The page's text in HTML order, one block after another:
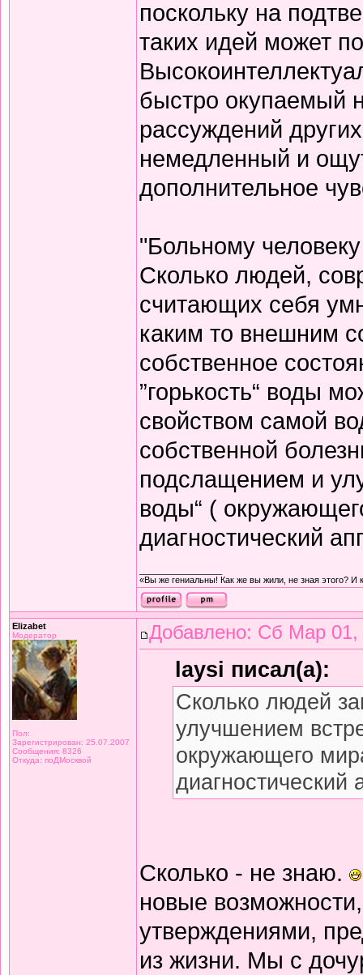
поскольку на
таких идей может
быстро окупаемый
рассуждений
немедленный и
дополнительное
"Больному
Сколько людей,
считающих себя
каким то внешним
собственное
”горькость“ воды
свойством самой
собственной
подслащением и
воды“ (
диагностический
«Вы же гениальны! Как же вы жили, не зная этого? И
Elizabet
Модератор
Пол:
Зарегистрирован: 25.07.2007
Сообщения: 8326
Откуда: поДМосквой
Добавлено: Сб Мар 01,
laysi писал(а):
Сколько людей
улучшением
окружающего
диагностический
Сколько - не знаю.
новые
утверждениями,
из жизни. Мы с